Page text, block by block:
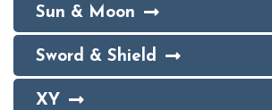
Sun & Moon
Sword & Shield
XY